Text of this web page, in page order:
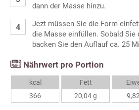
dann der Masse hinzu.
Jezt müssen Sie die Form
die Masse einfüllen. Sobald Sie
backen Sie den Auflauf ca. 25
Nährwert pro Portion
kcal
366
Fett
20,04 g